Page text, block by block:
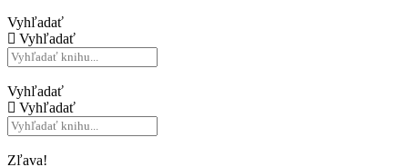
Vyhľadať
Vyhľadať
Vyhľadať
Vyhľadať
Zľava!